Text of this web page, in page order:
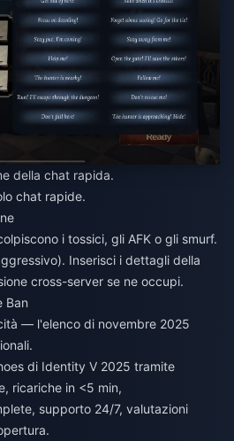
della chat rapida.
chat rapide.
i tossici, gli AFK o gli smurf.
Inserisci i dettagli della
cross-server se ne occupi.
Ban
— l'elenco di novembre 2025
di Identity V 2025 tramite
ricariche in <5 min,
supporto 24/7, valutazioni